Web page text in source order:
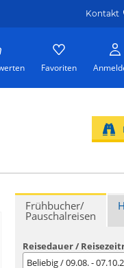
Kontakt
Favoriten
Frühbucher/
Pauschalreisen
Reisedauer /
Beliebig / 09.08. -